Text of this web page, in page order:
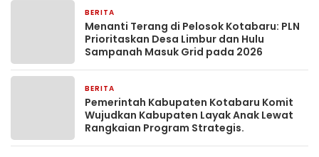
BERITA
Menanti Terang di Pelosok Kotabaru: PLN
Prioritaskan Desa Limbur dan Hulu
Sampanah Masuk Grid pada 2026
BERITA
Pemerintah Kabupaten Kotabaru Komit
Wujudkan Kabupaten Layak Anak Lewat
Rangkaian Program Strategis.